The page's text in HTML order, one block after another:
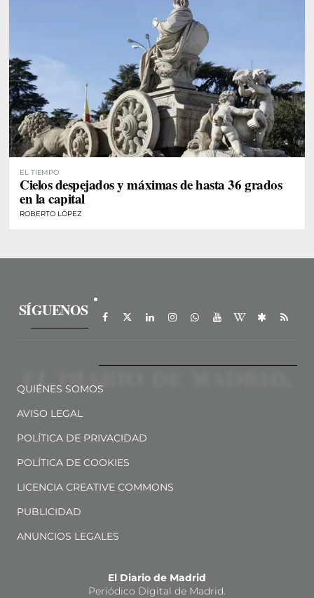
EL TIEMPO
Cielos despejados y máximas de hasta 36 grados
en la capital
ROBERTO LÓPEZ
SÍGUENOS
QUIÉNES SOMOS
AVISO LEGAL
POLÍTICA DE PRIVACIDAD
POLÍTICA DE COOKIES
LICENCIA CREATIVE COMMONS
PUBLICIDAD
ANUNCIOS LEGALES
El Diario de Madrid
Periódico Digital de Madrid.